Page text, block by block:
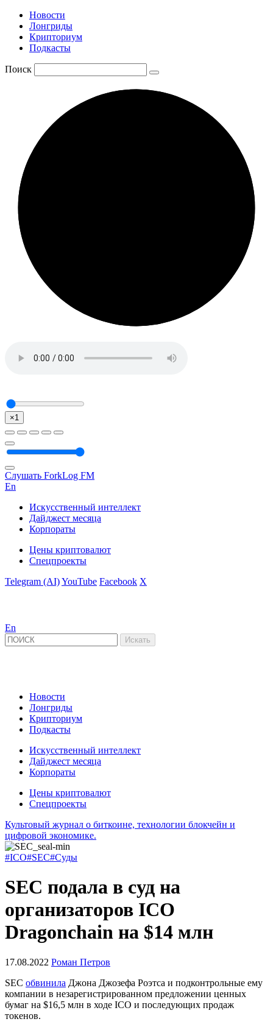
Новости
Лонгриды
Крипториум
Подкасты
Поиск
×1
Слушать ForkLog FM
En
Искусственный интеллект
Дайджест месяца
Корпораты
Цены криптовалют
Спецпроекты
Telegram (AI)YouTube Facebook X
En
Новости
Лонгриды
Крипториум
Подкасты
Искусственный интеллект
Дайджест месяца
Корпораты
Цены криптовалют
Спецпроекты
Культовый журнал о биткоине, технологии блокчейн и
цифровой экономике.
#ICO#SEC#Суды
SEC подала в суд на
организаторов ICO
Dragonchain на $14 млн
17.08.2022 Роман Петров
SEC обвинила Джона Джозефа Роэтса и подконтрольные ему
компании в незарегистрированном предложении ценных
бумаг на $16,5 млн в ходе ICO и последующих продаж
токенов.